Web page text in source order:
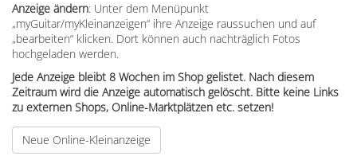
Anzeige ändern: Unter dem Menüpunkt
„myGuitar/myKleinanzeigen“ ihre Anzeige raussuchen und auf
„bearbeiten“ klicken. Dort können auch nachträglich Fotos
hochgeladen werden.
Jede Anzeige bleibt 8 Wochen im Shop gelistet. Nach diesem
Zeitraum wird die Anzeige automatisch gelöscht. Bitte keine Links
zu externen Shops, Online-Marktplätzen etc. setzen!
Neue Online-Kleinanzeige